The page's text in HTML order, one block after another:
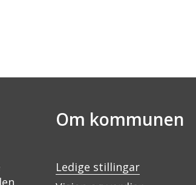
Om kommunen
Ledige stillingar